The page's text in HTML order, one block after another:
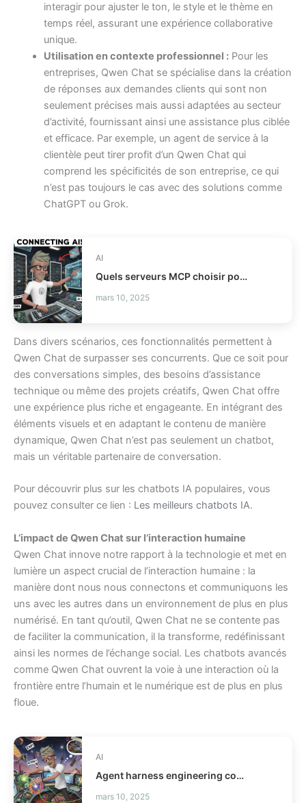
interagir pour ajuster le ton, le style et le thème en
temps réel, assurant une expérience collaborative
unique.
Utilisation en contexte professionnel :Pour les
entreprises, Qwen Chat se spécialise dans la création
de réponses aux demandes clients qui sont non
seulement précises mais aussi adaptées au secteur
d’activité, fournissant ainsi une assistance plus ciblée
et efficace. Par exemple, un agent de service à la
clientèle peut tirer profit d’un Qwen Chat qui
comprend les spécificités de son entreprise, ce qui
n’est pas toujours le cas avec des solutions comme
ChatGPT ou Grok.
AI
Quels serveurs MCP choisir pour vos agents IA ?
mars 10, 2025
Dans divers scénarios, ces fonctionnalités permettent à
Qwen Chat de surpasser ses concurrents. Que ce soit pour
des conversations simples, des besoins d’assistance
technique ou même des projets créatifs, Qwen Chat offre
une expérience plus riche et engageante. En intégrant des
éléments visuels et en adaptant le contenu de manière
dynamique, Qwen Chat n’est pas seulement un chatbot,
mais un véritable partenaire de conversation.
Pour découvrir plus sur les chatbots IA populaires, vous
pouvez consulter ce lien : Les meilleurs chatbots IA.
L’impact de Qwen Chat sur l’interaction humaine
Qwen Chat innove notre rapport à la technologie et met en
lumière un aspect crucial de l’interaction humaine : la
manière dont nous nous connectons et communiquons les
uns avec les autres dans un environnement de plus en plus
numérisé. En tant qu’outil, Qwen Chat ne se contente pas
de faciliter la communication, il la transforme, redéfinissant
ainsi les normes de l’échange social. Les chatbots avancés
comme Qwen Chat ouvrent la voie à une interaction où la
frontière entre l’humain et le numérique est de plus en plus
floue.
AI
Agent harness engineering comment fiabiliser vos agents IA ?
mars 10, 2025